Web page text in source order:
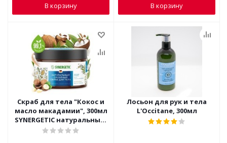
В корзину В корзину
Скраб для тела "Кокос и
масло макадамии", 300мл
SYNERGETIC натуральный,
сахарный
Лосьон для рук и тела
L'Occitane, 300мл